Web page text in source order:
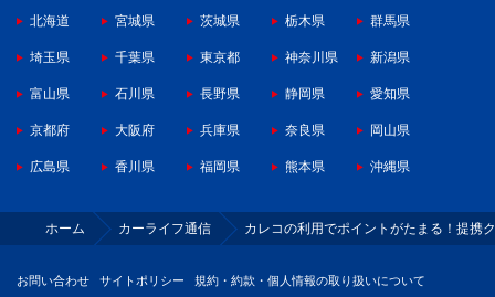
北海道 宮城県 茨城県 栃木県 群馬県
埼玉県 千葉県 東京都 神奈川県 新潟県
富山県 石川県 長野県 静岡県 愛知県
京都府 大阪府 兵庫県 奈良県 岡山県
広島県 香川県 福岡県 熊本県 沖縄県
ホーム カーライフ通信 カレコの利用でポイントがたまる！提携
お問い合わせ サイトポリシー
規約・約款・個人情報の取り扱いについて